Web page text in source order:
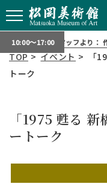
10:00～17:00スタッフより： 作
TOP>イベント > 「
トーク
「1975 甦る
ートーク